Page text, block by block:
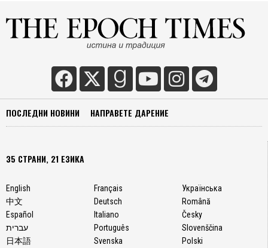
ПОСЛЕДНИ НОВИНИ НАПРАВЕТЕ ДАРЕНИЕ
35 СТРАНИ, 21 ЕЗИКА
English
中文
Español
עברית
日本語
Français
Deutsch
Italiano
Português
Svenska
Українська
Română
Česky
Slovenščina
Polski